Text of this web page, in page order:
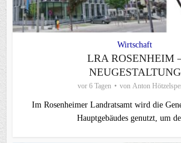
Wirtschaft
LRA ROSENHEIM
NEUGESTALTUNG
vor 6 Tagen von Anton
Im Rosenheimer Landratsamt wird die
Hauptgebäudes genutzt, um